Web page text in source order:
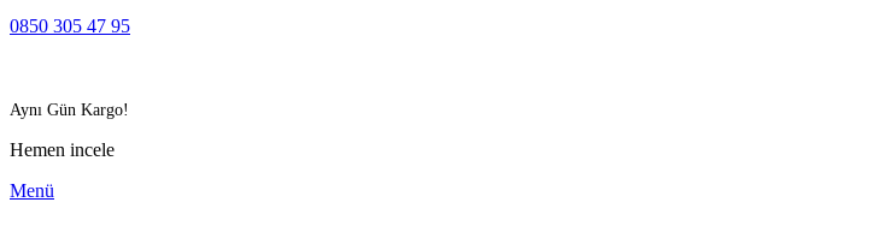
0850 305 47 95
Aynı Gün Kargo!
Hemen incele
Menü